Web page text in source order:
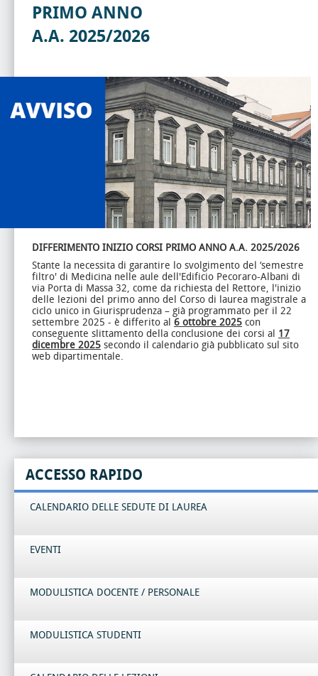
PRIMO ANNO
A.A. 2025/2026
DIFFERIMENTO INIZIO CORSI PRIMO ANNO A.A. 2025/2026
Stante la necessita di garantire lo svolgimento del ‘semestre
filtro' di Medicina nelle aule dell'Edificio Pecoraro-Albani di
via Porta di Massa 32, come da richiesta del Rettore, l'inizio
delle lezioni del primo anno del Corso di laurea magistrale a
ciclo unico in Giurisprudenza – già programmato per il 22
settembre 2025 - è differito al 6 ottobre 2025 con
conseguente slittamento della conclusione dei corsi al 17
dicembre 2025 secondo il calendario già pubblicato sul sito
web dipartimentale.
ACCESSO RAPIDO
CALENDARIO DELLE SEDUTE DI LAUREA
EVENTI
MODULISTICA DOCENTE / PERSONALE
MODULISTICA STUDENTI